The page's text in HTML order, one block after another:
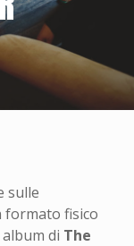
sulle
formato fisico
di The